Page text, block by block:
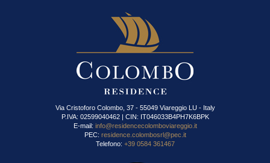
Via Cristoforo Colombo, 37 - 55049 Viareggio LU - Italy
P.IVA: 02599040462 | CIN: IT046033B4PH7K6BPK
E-mail: info@residencecolomboviareggio.it
PEC: residence.colombosrl@pec.it
Telefono: +39 0584 361467